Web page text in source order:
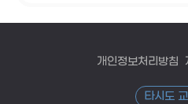
개인정보처리방침
타시도